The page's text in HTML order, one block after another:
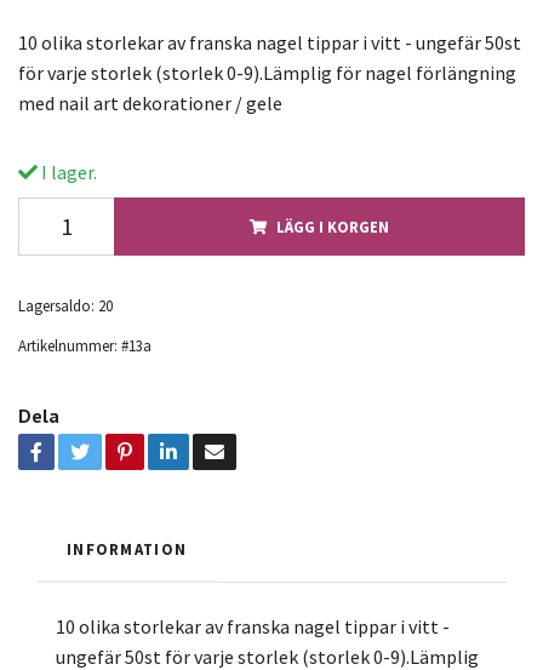
10 olika storlekar av franska nagel tippar i vitt - ungefär 50st
för varje storlek (storlek 0-9).Lämplig för nagel förlängning
med nail art dekorationer / gele
I lager.
LÄGG I KORGEN
Lagersaldo: 20
Artikelnummer: #13a
Dela
INFORMATION
10 olika storlekar av franska nagel tippar i vitt -
ungefär 50st för varje storlek (storlek 0-9).Lämplig